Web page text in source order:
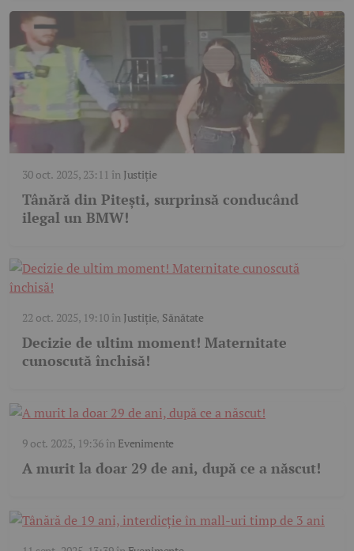
30 oct. 2025, 23:11 în Justiție
Tânără din Pitești, surprinsă conducând
ilegal un BMW!
22 oct. 2025, 19:10în Justiție, Sănătate
Decizie de ultim moment! Maternitate
cunoscută închisă!
9 oct. 2025, 19:36în Evenimente
A murit la doar 29 de ani, după ce a născut!